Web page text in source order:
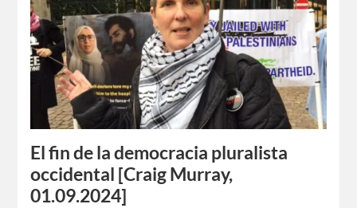
El fin de la democracia pluralista
occidental [Craig Murray,
01.09.2024]